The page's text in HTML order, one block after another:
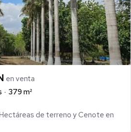
en venta
379 m²
de terreno y Cenote en